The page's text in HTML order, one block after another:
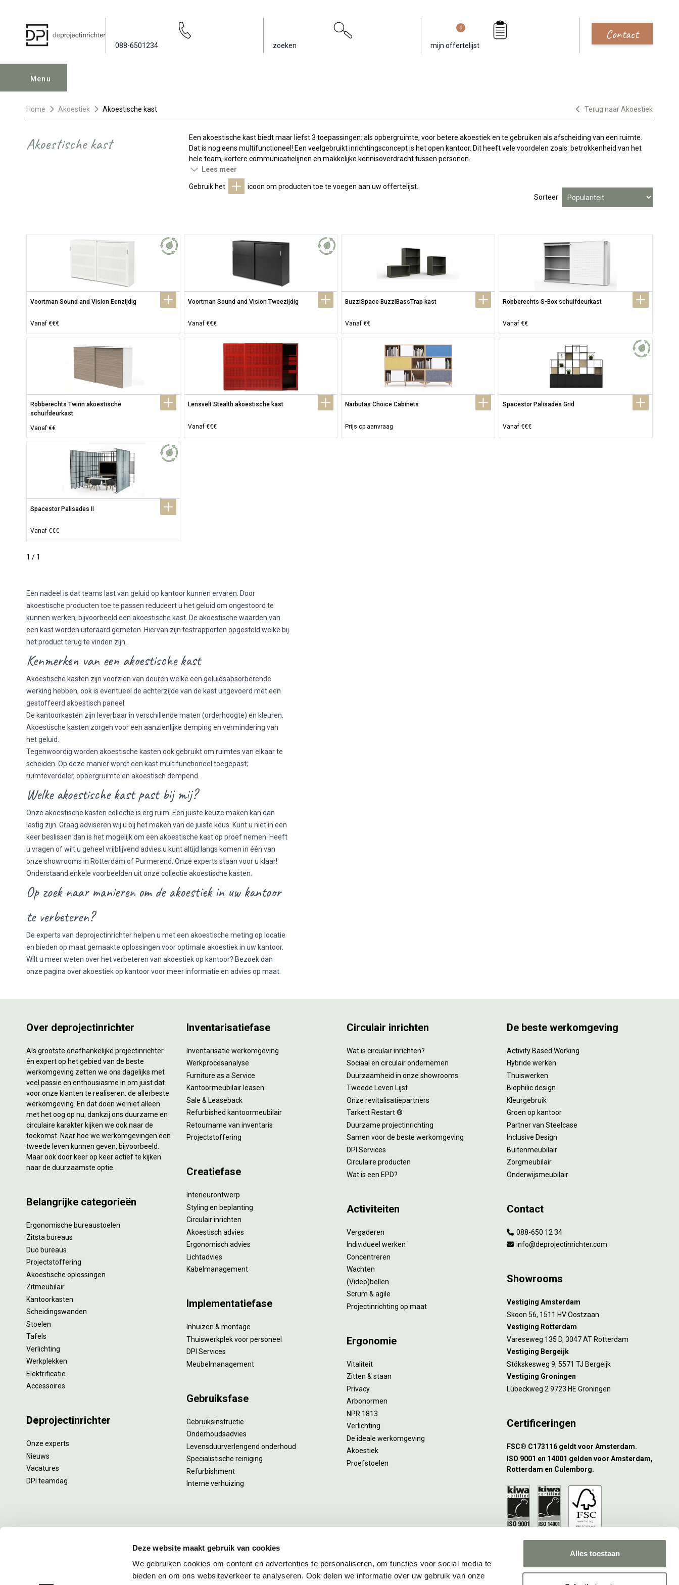
Deze website maakt gebruik van cookies
We gebruiken cookies om content en advertenties te personaliseren, om functies voor social media te
bieden en om ons websiteverkeer te analyseren. Ook delen we informatie over uw gebruik van onze
Alles toestaan
088-6501234 zoeken mijn offertelijst
0 Contact
Menu
Home Akoestiek Akoestische kast Terug naar Akoestiek
Akoestische kast
Een akoestische kast biedt maar liefst 3 toepassingen: als opbergruimte, voor betere akoestiek en te gebruiken als afscheiding van een ruimte.
Dat is nog eens multifunctioneel! Een veelgebruikt inrichtingsconcept is het open kantoor. Dit heeft vele voordelen zoals: betrokkenheid van het
hele team, kortere communicatielijnen en makkelijke kennisoverdracht tussen personen.
Lees meer
Gebruik het icoon om producten toe te voegen aan uw offertelijst.
Voortman Sound and Vision Eenzijdig
Vanaf €€€
Voortman Sound and Vision Tweezijdig
Vanaf €€€
BuzziSpace BuzziBassTrap kast
Vanaf €€
Robberechts S-Box schuifdeurkast
Vanaf €€
Robberechts Twinn akoestische
schuifdeurkast
Vanaf €€
Lensvelt Stealth akoestische kast
Vanaf €€€
Narbutas Choice Cabinets
Prijs op aanvraag
Spacestor Palisades Grid
Vanaf €€€
Spacestor Palisades II
Vanaf €€€
1 / 1
Een nadeel is dat teams last van geluid op kantoor kunnen ervaren. Door
akoestische producten toe te passen reduceert u het geluid om ongestoord te
kunnen werken, bijvoorbeeld een akoestische kast. De akoestische waarden van
een kast worden uiteraard gemeten. Hiervan zijn testrapporten opgesteld welke bij
het product terug te vinden zijn.
Kenmerken van een akoestische kast
Akoestische kasten zijn voorzien van deuren welke een geluidsabsorberende
werking hebben, ook is eventueel de achterzijde van de kast uitgevoerd met een
gestoffeerd akoestisch paneel.
De kantoorkasten zijn leverbaar in verschillende maten (orderhoogte) en kleuren.
Akoestische kasten zorgen voor een aanzienlijke demping en vermindering van
het geluid.
Tegenwoordig worden akoestische kasten ook gebruikt om ruimtes van elkaar te
scheiden. Op deze manier wordt een kast multifunctioneel toegepast;
ruimteverdeler, opbergruimte en akoestisch dempend.
Welke akoestische kast past bij mij?
Onze akoestische kasten collectie is erg ruim. Een juiste keuze maken kan dan
lastig zijn. Graag adviseren wij u bij het maken van de juiste keus. Kunt u niet in een
keer beslissen dan is het mogelijk om een akoestische kast op proef nemen. Heeft
u vragen of wilt u geheel vrijblijvend advies u kunt altijd langs komen in één van
onze showrooms in Rotterdam of Purmerend. Onze experts staan voor u klaar!
Onderstaand enkele voorbeelden uit onze collectie akoestische kasten.
Op zoek naar manieren om de akoestiek in uw kantoor
te verbeteren?
De experts van deprojectinrichter helpen u met een akoestische meting op locatie
en bieden op maat gemaakte oplossingen voor optimale akoestiek in uw kantoor.
Wilt u meer weten over hetverbeteren van akoestiek op kantoor? Bezoek dan
onze pagina over akoestiek op kantoor voor meer informatie en advies op maat.
Over deprojectinrichter
Als grootste onafhankelijke projectinrichter
én expert op het gebied van de beste
werkomgeving zetten we ons dagelijks met
veel passie en enthousiasme in om juist dat
voor onze klanten te realiseren: de allerbeste
werkomgeving. En dat doen we niet alleen
met het oog op nu; dankzij ons duurzame en
circulaire karakter kijken we ook naar de
toekomst. Naar hoe we werkomgevingen een
tweede leven kunnen geven, bijvoorbeeld.
Maar ook door keer op keer actief te kijken
naar de duurzaamste optie.
Belangrijke categorieën
Ergonomische bureaustoelen
Zitsta bureaus
Duo bureaus
Projectstoffering
Akoestische oplossingen
Zitmeubilair
Kantoorkasten
Scheidingswanden
Stoelen
Tafels
Verlichting
Werkplekken
Elektrificatie
Accessoires
Deprojectinrichter
Onze experts
Nieuws
Vacatures
DPI teamdag
Inventarisatiefase
Inventarisatie werkomgeving
Werkprocesanalyse
Furniture as a Service
Kantoormeubilair leasen
Sale & Leaseback
Refurbished kantoormeubilair
Retourname van inventaris
Projectstoffering
Creatiefase
Interieurontwerp
Styling en beplanting
Circulair inrichten
Akoestisch advies
Ergonomisch advies
Lichtadvies
Kabelmanagement
Implementatiefase
Inhuizen & montage
Thuiswerkplek voor personeel
DPI Services
Meubelmanagement
Gebruiksfase
Gebruiksinstructie
Onderhoudsadvies
Levensduurverlengend onderhoud
Specialistische reiniging
Refurbishment
Interne verhuizing
Circulair inrichten
Wat is circulair inrichten?
Sociaal en circulair ondernemen
Duurzaamheid in onze showrooms
Tweede Leven Lijst
Onze revitalisatiepartners
Tarkett Restart ®
Duurzame projectinrichting
Samen voor de beste werkomgeving
DPI Services
Circulaire producten
Wat is een EPD?
Activiteiten
Vergaderen
Individueel werken
Concentreren
Wachten
(Video)bellen
Scrum & agile
Projectinrichting op maat
Ergonomie
Vitaliteit
Zitten & staan
Privacy
Arbonormen
NPR 1813
Verlichting
De ideale werkomgeving
Akoestiek
Proefstoelen
De beste werkomgeving
Activity Based Working
Hybride werken
Thuiswerken
Biophilic design
Kleurgebruik
Groen op kantoor
Partner van Steelcase
Inclusive Design
Buitenmeubilair
Zorgmeubilair
Onderwijsmeubilair
Contact
088-650 12 34
info@deprojectinrichter.com
Showrooms
Vestiging Amsterdam
Skoon 56, 1511 HV Oostzaan
Vestiging Rotterdam
Vareseweg 135 D, 3047 AT Rotterdam
Vestiging Bergeijk
Stökskesweg 9, 5571 TJ Bergeijk
Vestiging Groningen
Lübeckweg 2 9723 HE Groningen
Certificeringen
FSC® C173116 geldt voor Amsterdam.
ISO 9001 en 14001 gelden voor Amsterdam,
Rotterdam en Culemborg.
Algemene voorwaarden Cookies Disclaimer Sitemap